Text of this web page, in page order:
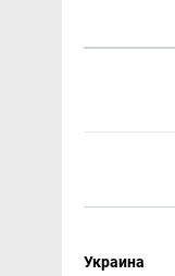
Украина